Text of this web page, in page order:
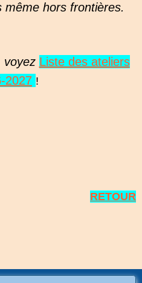
même hors frontières.
voyez Liste des ateliers
2027 !
RETOUR